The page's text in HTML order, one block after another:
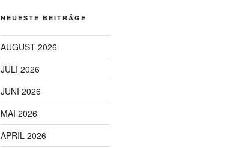
NEUESTE BEITRÄGE
AUGUST 2026
JULI 2026
JUNI 2026
MAI 2026
APRIL 2026